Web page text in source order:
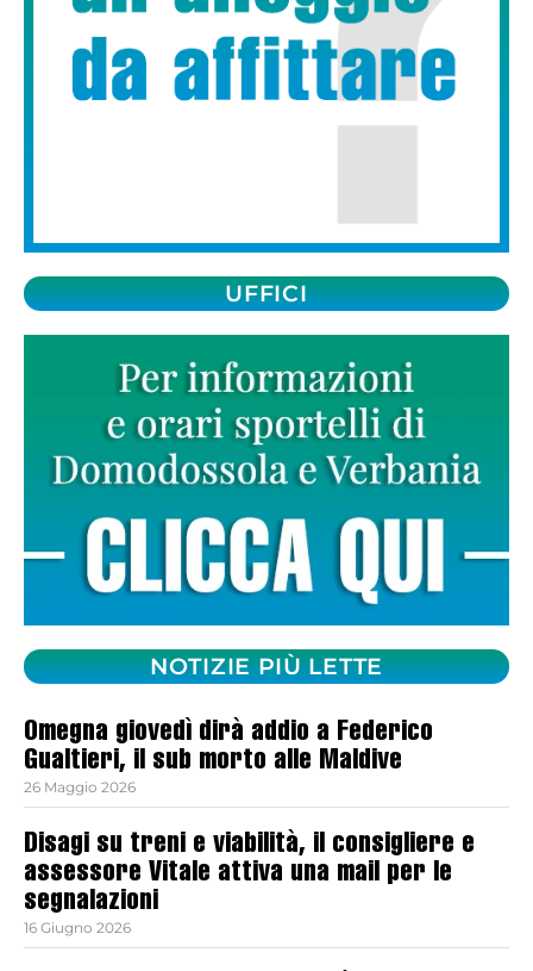
UFFICI
NOTIZIE PIÙ LETTE
Omegna giovedì dirà addio a Federico
Gualtieri, il sub morto alle Maldive
26 Maggio 2026
Disagi su treni e viabilità, il consigliere e
assessore Vitale attiva una mail per le
segnalazioni
16 Giugno 2026